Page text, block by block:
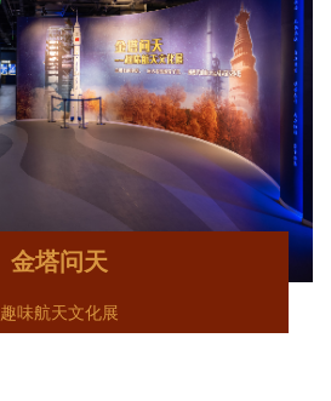
金塔问天
趣味航天文化展